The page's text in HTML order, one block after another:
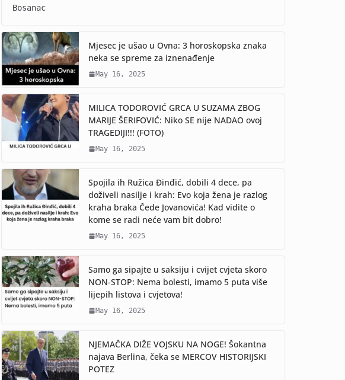
Bosanac
Mjesec je ušao u Ovna: 3 horoskopska znaka
neka se spreme za iznenađenje
May 16, 2025
MILICA TODOROVIĆ GRCA U SUZAMA ZBOG
MARIJE ŠERIFOVIĆ: Niko SE nije NADAO ovoj
TRAGEDIJI!!! (FOTO)
May 16, 2025
Spojila ih Ružica Đinđić, dobili 4 dece, pa
doživeli nasilje i krah: Evo koja žena je razlog
kraha braka Čede Jovanovića! Kad vidite o
kome se radi neće vam bit dobro!
May 16, 2025
Samo ga sipajte u saksiju i cvijet cvjeta skoro
NON-STOP: Nema bolesti, imamo 5 puta više
lijepih listova i cvjetova!
May 16, 2025
NJEMAČKA DIŽE VOJSKU NA NOGE! Šokantna
najava Berlina, čeka se MERCOV HISTORIJSKI
POTEZ